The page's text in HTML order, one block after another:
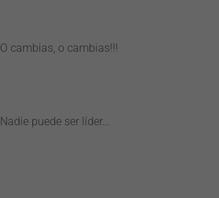
O cambias, o cambias!!!
Nadie puede ser líder…